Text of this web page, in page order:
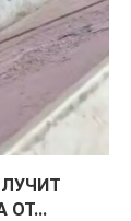
ОТ...